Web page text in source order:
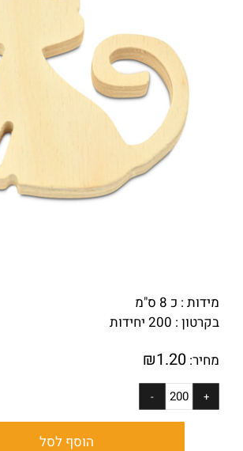
מידות : כ 8 ס"מ
בקרטון : 200 יחידות
מחיר:
₪1.20
הוסף לסל